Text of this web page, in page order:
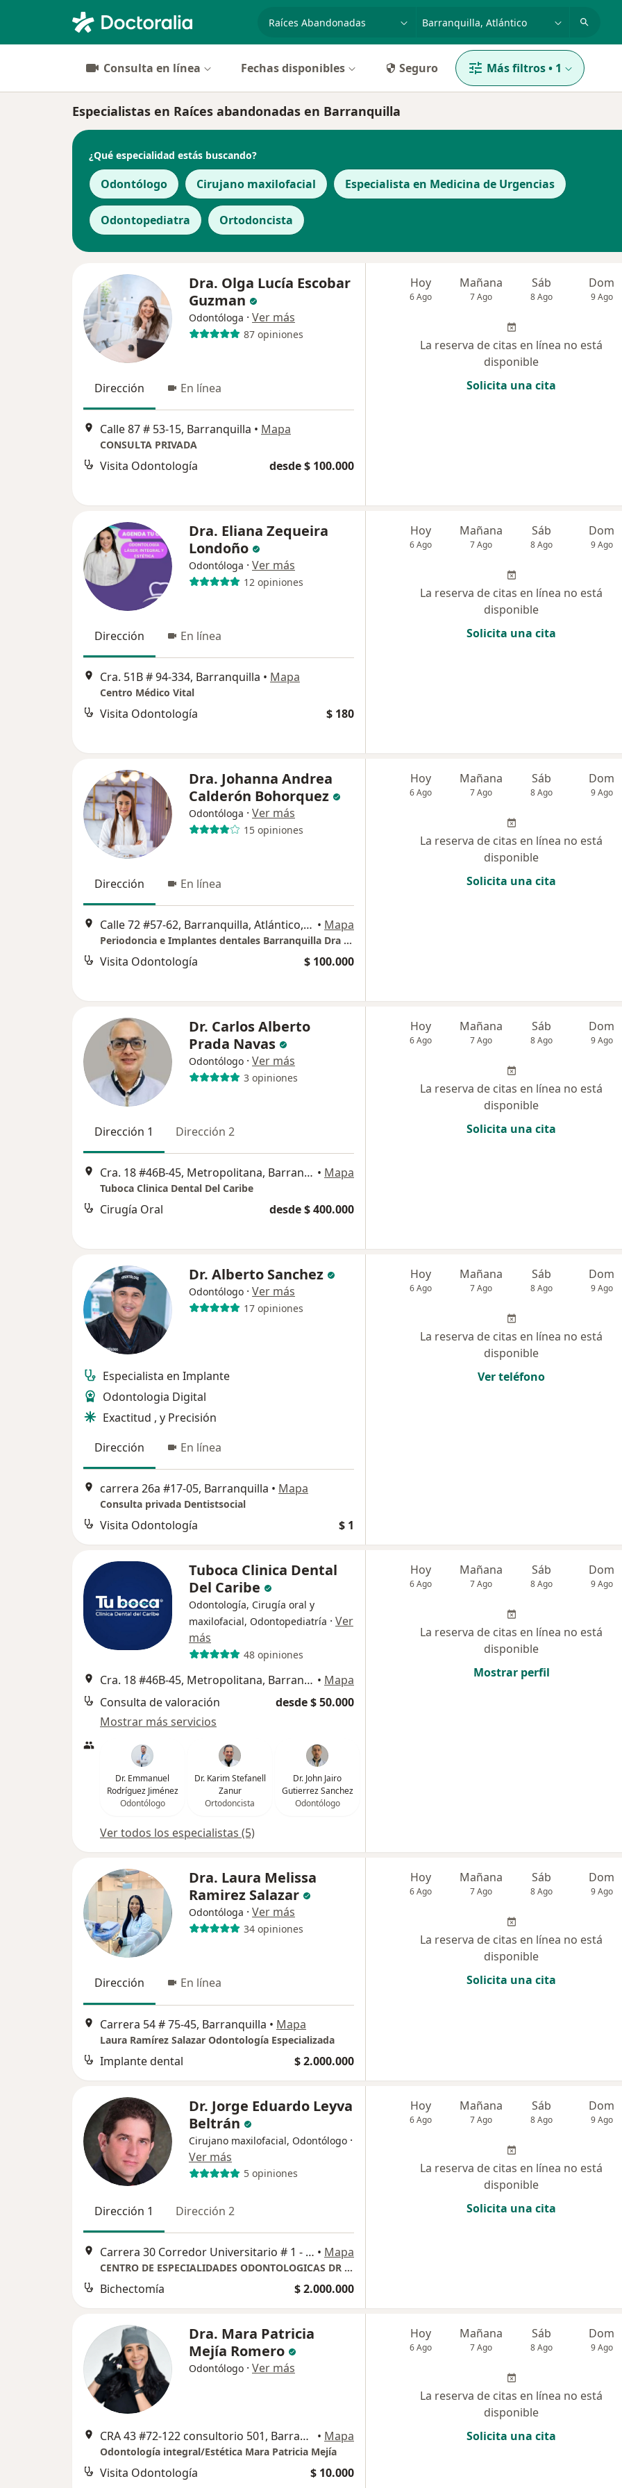
especialidad, enfermedad o nombre
Consulta en línea Fechas disponibles Seguro Más filtros• 1
Especialistas en Raíces abandonadas en Barranquilla
¿Qué especialidad estás buscando?
Odontólogo Cirujano maxilofacial Especialista en Medicina de Urgencias
Odontopediatra Ortodoncista
Dra. Olga Lucía Escobar
Guzman
Odontóloga · Ver más
87 opiniones
Dirección En línea
Calle 87 # 53-15, Barranquilla • Mapa
CONSULTA PRIVADA
Visita Odontología desde $ 100.000
Hoy
6 Ago
Mañana
7 Ago
Sáb
8 Ago
Dom
9 Ago
La reserva de citas en línea no está
disponible
Solicita una cita
Dra. Eliana Zequeira
Londoño
Odontóloga · Ver más
12 opiniones
Dirección En línea
Cra. 51B # 94-334, Barranquilla • Mapa
Centro Médico Vital
Visita Odontología $ 180
Hoy
6 Ago
Mañana
7 Ago
Sáb
8 Ago
Dom
9 Ago
La reserva de citas en línea no está
disponible
Solicita una cita
Dra. Johanna Andrea
Calderón Bohorquez
Odontóloga · Ver más
15 opiniones
Dirección En línea
Calle 72 #57-62, Barranquilla, Atlántico, Barranquilla • Mapa
Periodoncia e Implantes dentales Barranquilla Dra Johanna Calderón
Visita Odontología $ 100.000
Hoy
6 Ago
Mañana
7 Ago
Sáb
8 Ago
Dom
9 Ago
La reserva de citas en línea no está
disponible
Solicita una cita
Dr. Carlos Alberto
Prada Navas
Odontólogo · Ver más
3 opiniones
Dirección 1 Dirección 2
Cra. 18 #46B-45, Metropolitana, Barranquilla, Atlántico, Barranquilla • Mapa
Tuboca Clinica Dental Del Caribe
Cirugía Oral desde $ 400.000
Hoy
6 Ago
Mañana
7 Ago
Sáb
8 Ago
Dom
9 Ago
La reserva de citas en línea no está
disponible
Solicita una cita
Dr. Alberto Sanchez
Odontólogo · Ver más
17 opiniones
Especialista en Implante
Odontologia Digital
Exactitud , y Precisión
Dirección
En línea
carrera 26a #17-05, Barranquilla • Mapa
Consulta privada Dentistsocial
Visita Odontología $ 1
Hoy
6 Ago
Mañana
7 Ago
Sáb
8 Ago
Dom
9 Ago
La reserva de citas en línea no está
disponible
Ver teléfono
Tuboca Clinica Dental
Del Caribe
Odontología, Cirugía oral y
maxilofacial, Odontopediatría · Ver
más
48 opiniones
Cra. 18 #46B-45, Metropolitana, Barranquilla, Atlántico, Barranquilla • Mapa
Consulta de valoración
desde $ 50.000
Mostrar más servicios
Dr. Emmanuel
Rodríguez Jiménez
Odontólogo
Dr. Karim Stefanell
Zanur
Ortodoncista
Dr. John Jairo
Gutierrez Sanchez
Odontólogo
Ver todos los especialistas (5)
Hoy
6 Ago
Mañana
7 Ago
Sáb
8 Ago
Dom
9 Ago
La reserva de citas en línea no está
disponible
Mostrar perfil
Dra. Laura Melissa
Ramirez Salazar
Odontóloga · Ver más
34 opiniones
Dirección En línea
Carrera 54 # 75-45, Barranquilla • Mapa
Laura Ramírez Salazar Odontología Especializada
Implante dental $ 2.000.000
Hoy
6 Ago
Mañana
7 Ago
Sáb
8 Ago
Dom
9 Ago
La reserva de citas en línea no está
disponible
Solicita una cita
Dr. Jorge Eduardo Leyva
Beltrán
Cirujano maxilofacial, Odontólogo ·
Ver más
5 opiniones
Dirección 1 Dirección 2
Carrera 30 Corredor Universitario # 1 - 850, Barranquilla • Mapa
CENTRO DE ESPECIALIDADES ODONTOLOGICAS DR JORGE LEYVA
Bichectomía $ 2.000.000
Hoy
6 Ago
Mañana
7 Ago
Sáb
8 Ago
Dom
9 Ago
La reserva de citas en línea no está
disponible
Solicita una cita
Dra. Mara Patricia
Mejía Romero
Odontólogo · Ver más
CRA 43 #72-122 consultorio 501, Barranquilla • Mapa
Odontología integral/Estética Mara Patricia Mejía
Visita Odontología $ 10.000
Hoy
6 Ago
Mañana
7 Ago
Sáb
8 Ago
Dom
9 Ago
La reserva de citas en línea no está
disponible
Solicita una cita